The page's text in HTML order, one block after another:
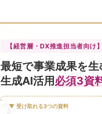
【経営層・DX推進担当者向け】
最短で事業成果を生
生成AI活用必須3資
▼ 受け取れる3つの資料